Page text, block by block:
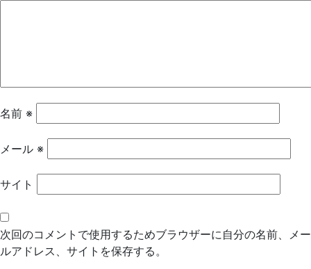
ン
名前 ※
メール ※
サイト
次回のコメントで使用するためブラウザーに自分の名前、メー
ルアドレス、サイトを保存する。